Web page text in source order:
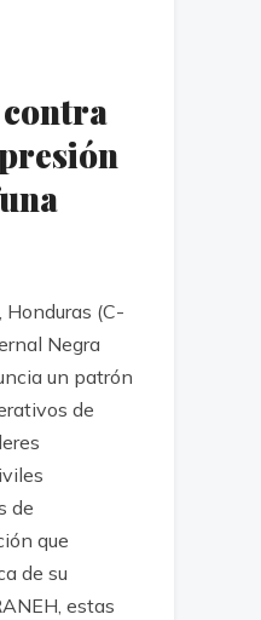
(C-
Negra
un patrón
de
de
que
de su
estas